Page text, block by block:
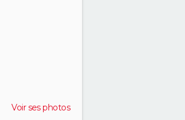
Voir ses photos